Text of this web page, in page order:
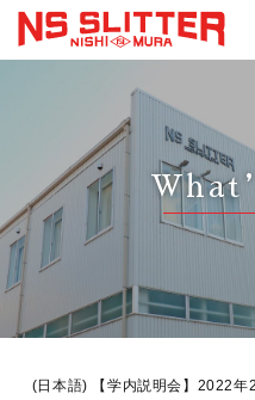
(日本語) 【学内説明会】2022